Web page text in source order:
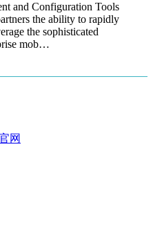
and Configuration Tools
the ability to rapidly
the sophisticated
mob…
网